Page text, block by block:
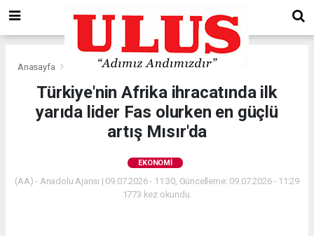
Anasayfa Ekonomi
Türkiye'nin Afrika ihracatında ilk
yarıda lider Fas olurken en güçlü
artış Mısır'da
EKONOMI
(AA) - Anadolu Ajansı | 09.07.2026 - 11:30, Güncelleme: 09.07.2026 - 11:29
1773 kez okundu.